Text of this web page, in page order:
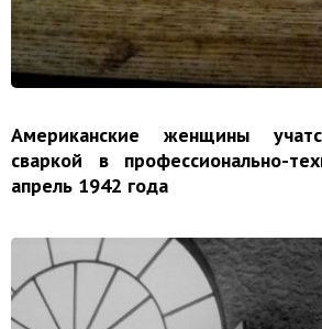
Американские женщины
сваркой в профессионально-
апрель 1942 года